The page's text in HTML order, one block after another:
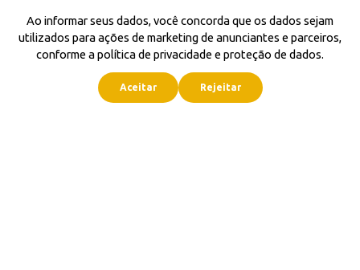
Ao informar seus dados, você concorda que os dados sejam
utilizados para ações de marketing de anunciantes e parceiros,
conforme a política de privacidade e proteção de dados.
Aceitar Rejeitar